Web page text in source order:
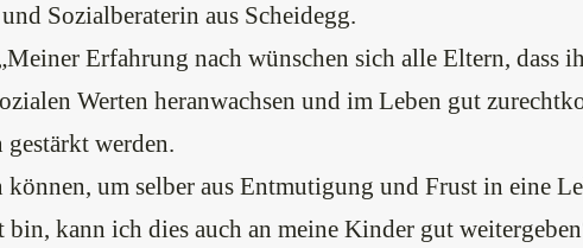
Sozialberaterin aus Scheidegg.
Erfahrung nach wünschen sich alle Eltern, dass
Werten heranwachsen und im Leben gut
werden.
um selber aus Entmutigung und Frust in eine
kann ich dies auch an meine Kinder gut